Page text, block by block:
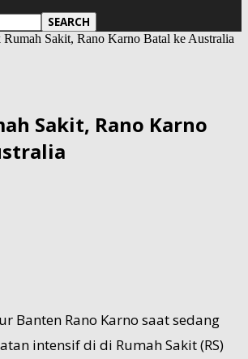
Rumah Sakit, Rano Karno Batal ke Australia
Sakit, Rano Karno
Banten Rano Karno saat sedang
intensif di di Rumah Sakit (RS)